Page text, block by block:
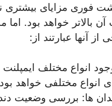
کاشت فوری مزایای
آن بالاتر خواهد بود.
از آنها عبارتند از:
انواع مختلف
انواع مختلفی خواهد
ها: بررسی وضعیت